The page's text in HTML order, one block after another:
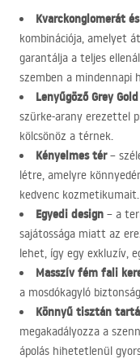
Kvarckonglomerát
kombinációja, amelyet
garantálja a teljes
szemben a mindennapi
Lenyűgöző Grey
szürke-arany erezettel
kölcsönöz a térnek.
Kényelmes tér–
létre, amelyre
kedvenc kozmetikumait.
Egyedi design – a
sajátossága miatt az
lehet, így egy exkluzív,
Masszív fém fali
a mosdókagyló
Könnyű tisztán
megakadályozza a
ápolás hihetetlenül